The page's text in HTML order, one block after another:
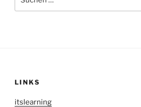
nach:
LINKS
itslearning